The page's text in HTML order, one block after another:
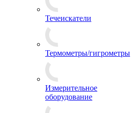
Течеискатели
Термометры/гигрометры
Измерительное
оборудование